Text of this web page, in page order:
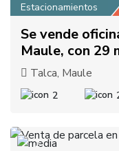
Estacionamientos
Se vende
Maule, con 29
Talca, Maule
2
2